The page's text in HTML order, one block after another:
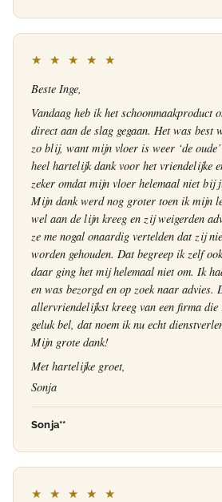
★ ★ ★ ★ ★
Beste Inge,
Vandaag heb ik het schoonmaakproduct
direct aan de slag gegaan. Het was best
zo blij, want mijn vloer is weer ‘de
heel hartelijk dank voor het vriendelijke
zeker omdat mijn vloer helemaal niet bij
Mijn dank werd nog groter toen ik mijn
wel aan de lijn kreeg en zij weigerden
ze me nogal onaardig vertelden dat zij
worden gehouden. Dat begreep ik zelf
daar ging het mij helemaal niet om. Ik
en was bezorgd en op zoek naar advies.
allervriendelijkst kreeg van een firma die
geluk bel, dat noem ik nu echt
Mijn grote dank!
Met hartelijke groet,
Sonja
Sonja**
★ ★ ★ ★ ★